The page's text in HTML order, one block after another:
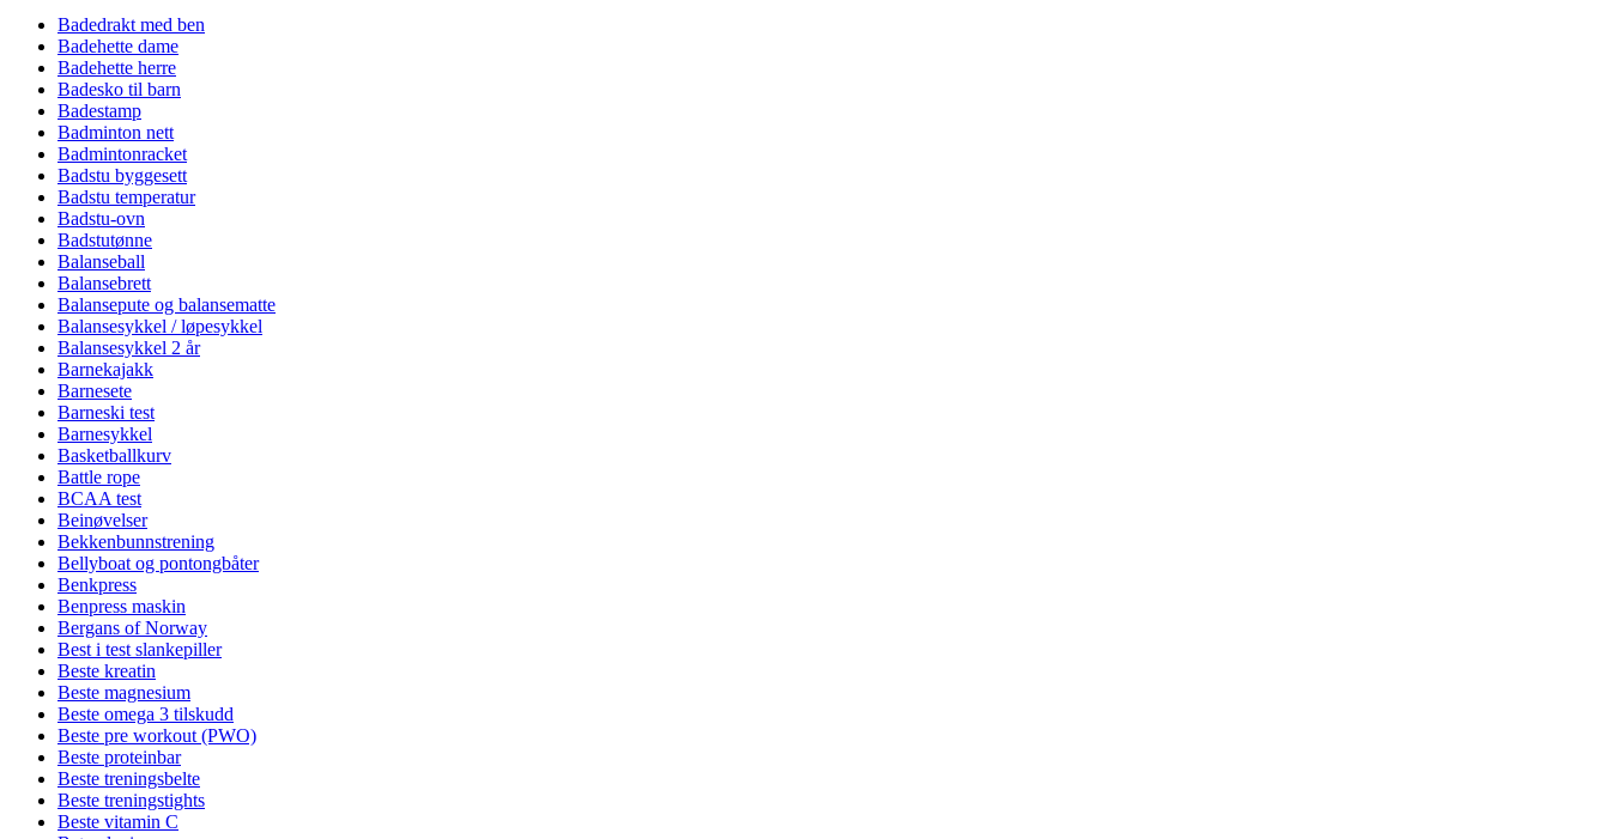
Badedrakt med ben
Badehette dame
Badehette herre
Badesko til barn
Badestamp
Badminton nett
Badmintonracket
Badstu byggesett
Badstu temperatur
Badstu-ovn
Badstutønne
Balanseball
Balansebrett
Balansepute og balansematte
Balansesykkel / løpesykkel
Balansesykkel 2 år
Barnekajakk
Barnesete
Barneski test
Barnesykkel
Basketballkurv
Battle rope
BCAA test
Beinøvelser
Bekkenbunnstrening
Bellyboat og pontongbåter
Benkpress
Benpress maskin
Bergans of Norway
Best i test slankepiller
Beste kreatin
Beste magnesium
Beste omega 3 tilskudd
Beste pre workout (PWO)
Beste proteinbar
Beste treningsbelte
Beste treningstights
Beste vitamin C